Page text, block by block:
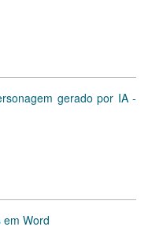
gerado por IA -
em Word